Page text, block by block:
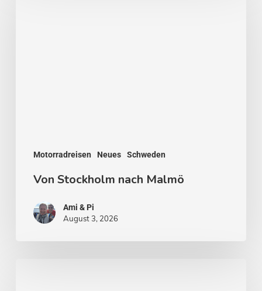
Motorradreisen Neues Schweden
Von Stockholm nach Malmö
Ami & Pi
August 3, 2026